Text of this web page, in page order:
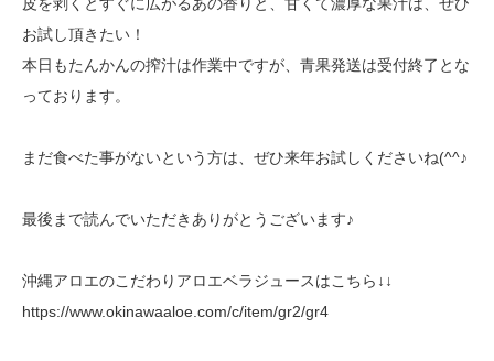
お試し頂きたい！
本日もたんかんの搾汁は作業中ですが、青果発送は受付終了とな
っております。
まだ食べた事がないという方は、ぜひ来年お試しくださいね(^^♪
最後まで読んでいただきありがとうございます♪
沖縄アロエのこだわりアロエベラジュースはこちら↓↓
https://www.okinawaaloe.com/c/item/gr2/gr4